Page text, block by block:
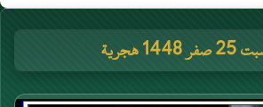
هجرية